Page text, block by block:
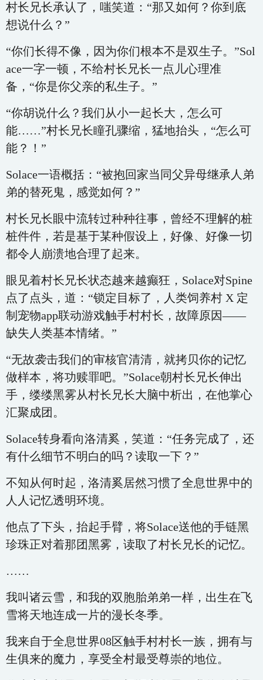
村长兄长承认了，嗤笑道：“那又如何？你到底
想说什么？”
“你们长得不像，因为你们根本不是双生子。”Sol
ace一字一顿，不给村长兄长一点儿心理准
备，“你是你父亲的私生子。”
“你胡说什么？我们从小一起长大，怎么可
能……”村长兄长瞳孔骤缩，猛地抬头，“怎么可
能？！”
Solace一语概括：“被抱回家当同父异母继承人弟
弟的替死鬼，感觉如何？”
村长兄长眼中流转过种种往事，曾经不理解的桩
桩件件，若是基于某种假设上，好像、好像一切
都令人崩溃地合理了起来。
眼见着村长兄长状态越来越癫狂，Solace对Spine
点了点头，道：“锁定目标了，人类饲养村 X 定
制宠物app联动游戏触手村村长，故障原因——
缺失人类基本情绪。”
“无故袭击我们的审核官清清，就拷贝你的记忆
做样本，将功赎罪吧。”Solace朝村长兄长伸出
手，缕缕黑雾从村长兄长大脑中析出，在他掌心
汇聚成团。
Solace转身看向洛清奚，笑道：“任务完成了，还
有什么细节不明白的吗？读取一下？”
不知从何时起，洛清奚居然习惯了全息世界中的
人人记忆透明环境。
他点了下头，抬起手臂，将Solace送他的手链黑
珍珠正对着那团黑雾，读取了村长兄长的记忆。
……
我叫诸云雪，和我的双胞胎弟弟一样，出生在飞
雪将天地连成一片的漫长冬季。
我来自于全息世界08区触手村村长一族，拥有与
生俱来的魔力，享受全村最受尊崇的地位。